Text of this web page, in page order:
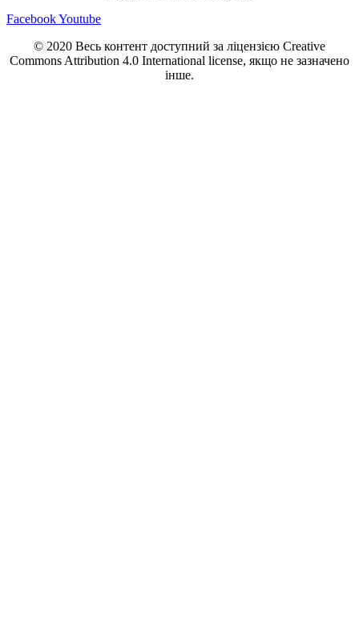
FacebookYoutube
© 2020 Весь контент доступний за ліцензією Creative
Commons Attribution 4.0 International license, якщо не зазначено
інше.